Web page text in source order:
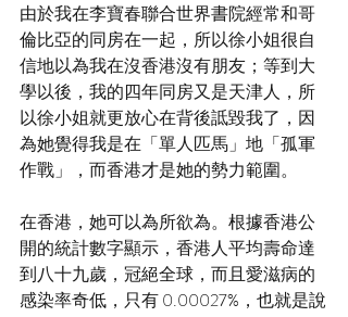
由於我在李寶春聯合世界書院經常和哥
倫比亞的同房在一起，所以徐小姐很自
信地以為我在沒香港沒有朋友；等到大
學以後，我的四年同房又是天津人，所
以徐小姐就更放心在背後詆毀我了，因
為她覺得我是在「單人匹馬」地「孤軍
作戰」，而香港才是她的勢力範圍。
在香港，她可以為所欲為。根據香港公
開的統計數字顯示，香港人平均壽命達
到八十九歲，冠絕全球，而且愛滋病的
感染率奇低，只有 0.00027%，也就是說